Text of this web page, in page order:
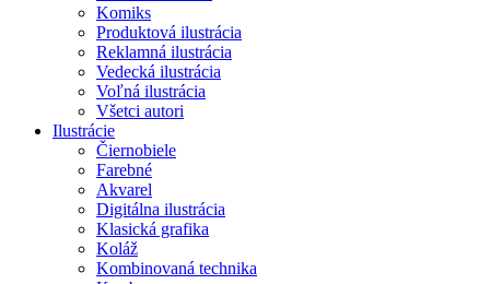
Komiks
Produktová ilustrácia
Reklamná ilustrácia
Vedecká ilustrácia
Voľná ilustrácia
Všetci autori
Ilustrácie
Čiernobiele
Farebné
Akvarel
Digitálna ilustrácia
Klasická grafika
Koláž
Kombinovaná technika